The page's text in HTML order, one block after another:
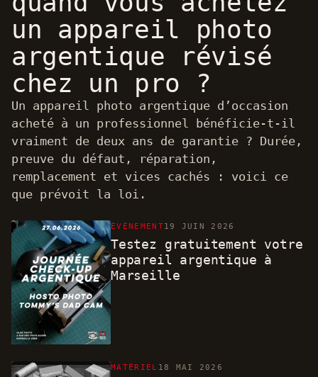
un appareil photo
argentique révisé
chez un pro ?
Un appareil photo argentique d’occasion
acheté à un professionnel bénéficie-t-il
vraiment de deux ans de garantie ? Durée,
preuve du défaut, réparation,
remplacement et vices cachés : voici ce
que prévoit la loi.
ÉVÉNEMENT19 JUIN 2026
Testez gratuitement votre
appareil argentique à
Marseille
MATÉRIEL 18 MAI 2026